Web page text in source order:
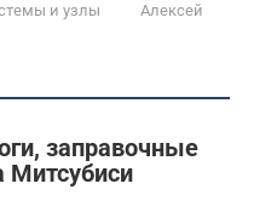
и узлы
Алексей
заправочные
Митсубиси